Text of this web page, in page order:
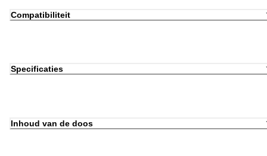
Compatibiliteit
Specificaties
Inhoud van de doos